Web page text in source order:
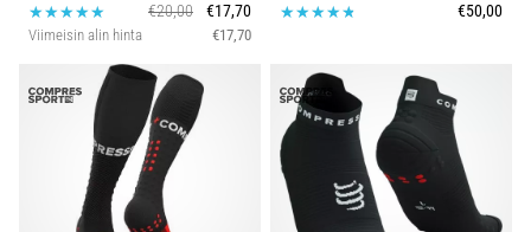
€20,00
€17,70
Viimeisin alin hinta €17,70
€50,00